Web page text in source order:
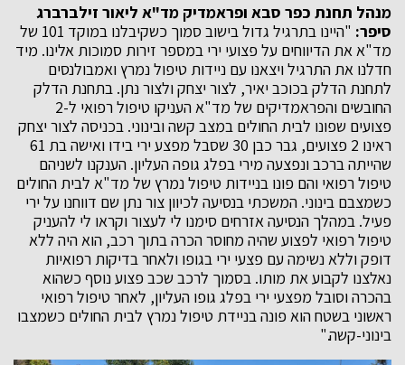
מנהל תחנת כפר סבא ופראמדיק מד"א ליאור זילברברג
סיפר:
"היינו בתרגיל גדול בישוב סמוך כשקיבלנו במוקד 101 של
מד"א את הדיווחים על פצועי ירי במספר זירות סמוכות אלינו. מיד
חדלנו את התרגיל ויצאנו עם ניידות טיפול נמרץ ואמבולנסים
לתחנת הדלק בכוכב יאיר, לצור יצחק ולצור נתן. בתחנת הדלק
החובשים והפראמדיקים של מד"א העניקו טיפול רפואי ל-2
פצועים שפונו לבית החולים במצב קשה ובינוני. בכניסה לצור יצחק
ראינו 2 פצועים, גבר כבן 30 שסבל מפצע ירי בידו ואישה בת 61
שהייתה ברכב ונפצעה מירי בפלג גופה העליון. הענקנו לשניהם
טיפול רפואי והם פונו בניידות טיפול נמרץ של מד"א לבית החולים
כשמצבם בינוני. המשכתי בנסיעה לכיוון צור נתן שם דווחנו על ירי
פעיל. במהלך הנסיעה אזרחים סימנו לי לעצור וקראו לי להעניק
טיפול רפואי לפצוע שהיה מחוסר הכרה בתוך רכב, הוא היה ללא
דופק וללא נשימה עם פצעי ירי בגופו ולאחר בדיקות רפואיות
נאלצנו לקבוע את מותו. בסמוך לרכב שכב פצוע נוסף כשהוא
בהכרה וסובל מפצעי ירי בפלג גופו העליון, לאחר טיפול רפואי
ראשוני בשטח הוא פונה בניידת טיפול נמרץ לבית החולים כשמצבו
בינוני-קשה."